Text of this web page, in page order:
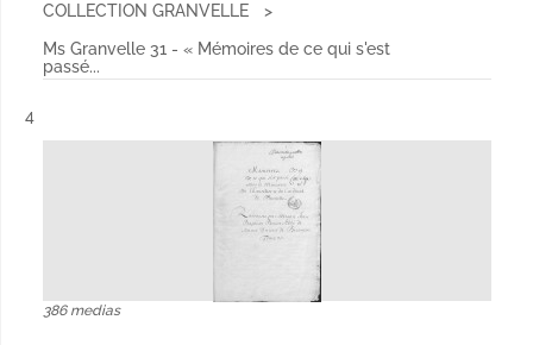
COLLECTION GRANVELLE
Ms Granvelle 31 - « Mémoires de ce qui s'est
passé...
Résultat n°
4
386 medias